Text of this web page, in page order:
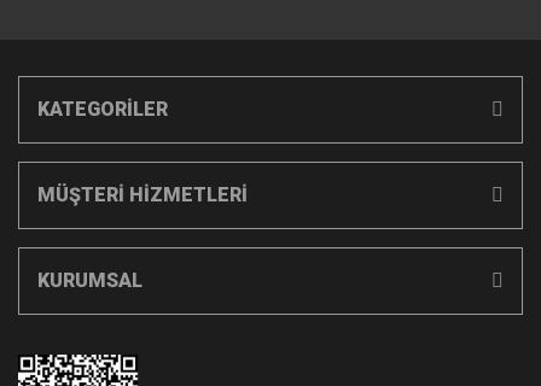
KATEGORİLER
MÜŞTERİ HİZMETLERİ
KURUMSAL